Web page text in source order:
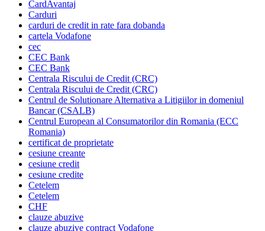
CardAvantaj
Carduri
carduri de credit in rate fara dobanda
cartela Vodafone
cec
CEC Bank
CEC Bank
Centrala Riscului de Credit (CRC)
Centrala Riscului de Credit (CRC)
Centrul de Solutionare Alternativa a Litigiilor in domeniul
Bancar (CSALB)
Centrul European al Consumatorilor din Romania (ECC
Romania)
certificat de proprietate
cesiune creante
cesiune credit
cesiune credite
Cetelem
Cetelem
CHF
clauze abuzive
clauze abuzive contract Vodafone